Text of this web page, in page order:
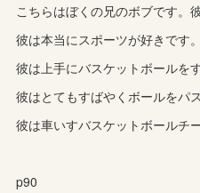
こちらはぼくの兄のボブです。
彼は本当にスポーツが好きです。
彼は上手にバスケットボールを
彼はとてもすばやくボールをパ
彼は車いすバスケットボールチ
p90